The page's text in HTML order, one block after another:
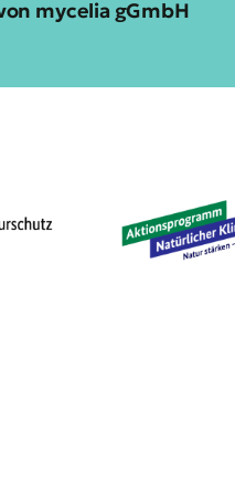
mycelia gGmbH